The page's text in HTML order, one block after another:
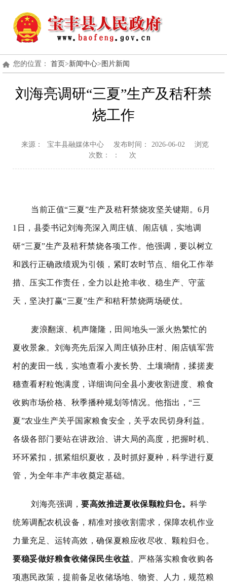
您的位置： 首页>新闻中心> 图片新闻
刘海亮调研“三夏”生产及秸秆禁
烧工作
来源： 宝丰县融媒体中心 发布时间： 2026-06-02
浏览
次数：
： 次
当前正值“三夏”生产及秸秆禁烧攻坚关键期。6月
1日，县委书记刘海亮深入周庄镇、闹店镇，实地调
研“三夏”生产及秸秆禁烧各项工作。他强调，要以树立
和践行正确政绩观为引领，紧盯农时节点、细化工作举
措、压实工作责任，全力以赴抢丰收、稳生产、守蓝
天，坚决打赢“三夏”生产和秸秆禁烧两场硬仗。
麦浪翻滚、机声隆隆，田间地头一派火热繁忙的
夏收景象。刘海亮先后深入周庄镇孙庄村、闹店镇军营
村的麦田一线，实地查看小麦长势、土壤墒情，揉搓麦
穗查看籽粒饱满度，详细询问全县小麦收割进度、粮食
收购市场价格、秋季播种规划等情况。他指出，“三
夏”农业生产关乎国家粮食安全，关乎农民切身利益。
各级各部门要站在讲政治、讲大局的高度，把握时机、
环环紧扣，抓紧组织夏收，及时抓好夏种，科学进行夏
管，为全年丰产丰收奠定基础。
刘海亮强调，要高效推进夏收保颗粒归仓。科学
统筹调配农机设备，精准对接收割需求，保障农机作业
力量充足、运转高效，确保夏粮应收尽收、颗粒归仓。
要稳妥做好粮食收储保民生收益。严格落实粮食收购各
项惠民政策，提前备足收储场地、物资、人力，规范粮